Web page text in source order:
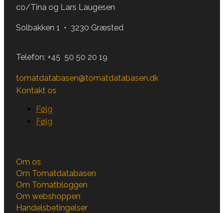
co/Tina og Lars Laugesen
Solbakken 1 • 3230 Græsted
Telefon: +45 50 50 20 19
tomatdatabasen@tomatdatabasen.dk
Kontakt os
Følg
Følg
Om os
Om Tomatdatabasen
Om Tomatbloggen
Om webshoppen
Handelsbetingelser